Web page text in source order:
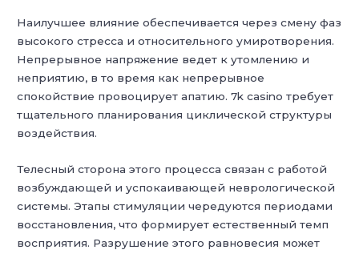
Наилучшее влияние обеспечивается через смену фаз
высокого стресса и относительного умиротворения.
Непрерывное напряжение ведет к утомлению и
неприятию, в то время как непрерывное
спокойствие провоцирует апатию. 7k casino требует
тщательного планирования циклической структуры
воздействия.
Телесный сторона этого процесса связан с работой
возбуждающей и успокаивающей неврологической
системы. Этапы стимуляции чередуются периодами
восстановления, что формирует естественный темп
восприятия. Разрушение этого равновесия может